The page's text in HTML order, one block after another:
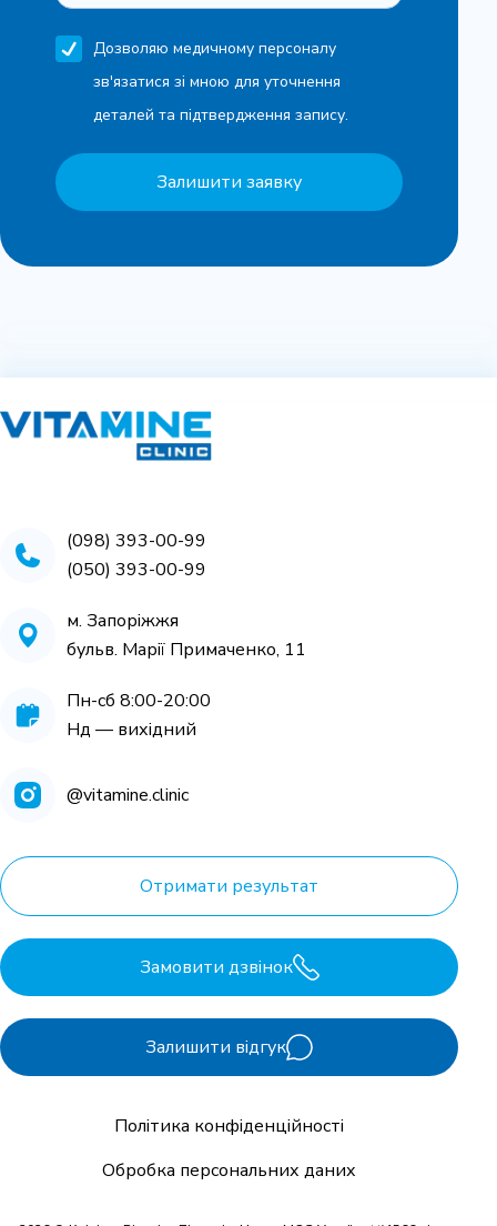
Дозволяю медичному персоналу
зв'язатися зі мною для уточнення
деталей та підтвердження запису.
Залишити заявку
(098) 393-00-99
(050) 393-00-99
м. Запоріжжя
бульв. Марії Примаченко, 11
Пн-cб 8:00-20:00
Нд — вихідний
@vitamine.clinic
Отримати результат
Замовити дзвінок
Залишити відгук
Політика конфіденційності
Обробка персональних даних